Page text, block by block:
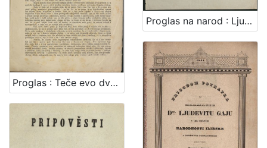
Proglas : Teče evo dvadeset i osma godina, kako smo s Narodnim novinama i Danicom ... / Dr. Ljudevit Gaj
Proglas na narod : Ljubezni narode! mila bratjo! / U Rumi na dan 28. serpnja 1849. Jelačić, ban